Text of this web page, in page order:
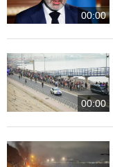
00:00
00:00